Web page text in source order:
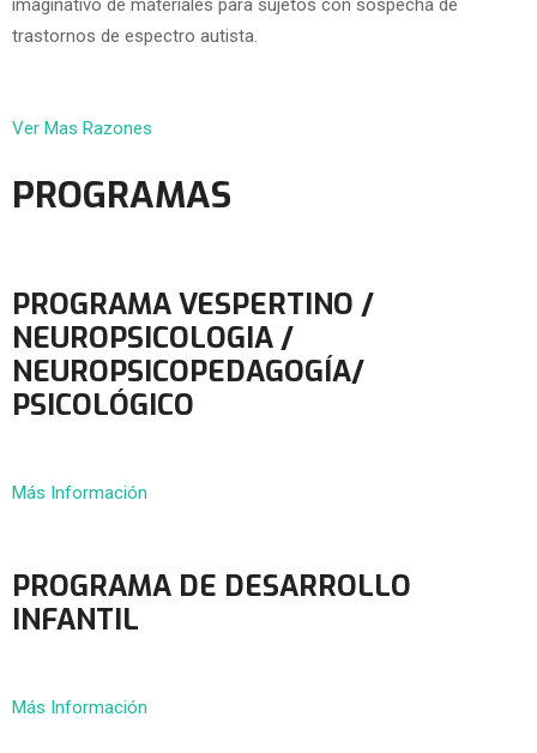
imaginativo de materiales para sujetos con sospecha de
trastornos de espectro autista.
Ver Mas Razones
PROGRAMAS
PROGRAMA VESPERTINO /
NEUROPSICOLOGIA /
NEUROPSICOPEDAGOGÍA/
PSICOLÓGICO
Más Información
PROGRAMA DE DESARROLLO
INFANTIL
Más Información